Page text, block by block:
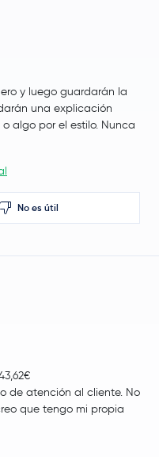
y luego guardarán la
una explicación
algo por el estilo. Nunca
No es útil
de atención al cliente. No
que tengo mi propia